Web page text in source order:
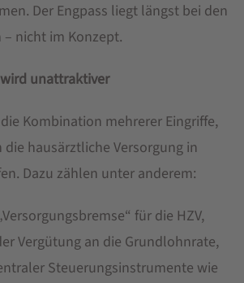
Der Engpass liegt längst bei den
nicht im Konzept.
unattraktiver
Kombination mehrerer Eingriffe,
hausärztliche Versorgung in
Dazu zählen unter anderem:
für die HZV,
Vergütung an die Grundlohnrate,
Steuerungsinstrumente wie